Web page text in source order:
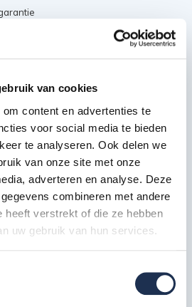
van cookies
content en advertenties te
voor social media te bieden
te analyseren. Ook delen we
van onze site met onze
adverteren en analyse. Deze
combineren met andere
heeft verstrekt of die ze hebben
uw gebruik van hun services.
bestaat uit:
Opbouwframe breed 135-28-7
RS4
Artikelcode: 303370